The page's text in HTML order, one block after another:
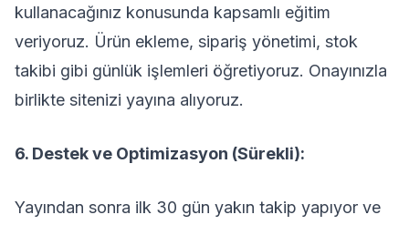
kullanacağınız konusunda kapsamlı eğitim
veriyoruz. Ürün ekleme, sipariş yönetimi, stok
takibi gibi günlük işlemleri öğretiyoruz. Onayınızla
birlikte sitenizi yayına alıyoruz.
6. Destek ve Optimizasyon (Sürekli):
Yayından sonra ilk 30 gün yakın takip yapıyor ve